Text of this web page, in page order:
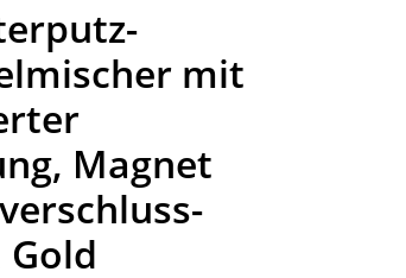
mit
Magnet
Gold